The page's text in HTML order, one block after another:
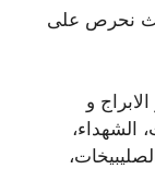
نحرص على
و
الشهداء،